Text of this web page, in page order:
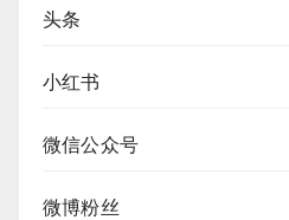
头条
小红书
微信公众号
微博粉丝